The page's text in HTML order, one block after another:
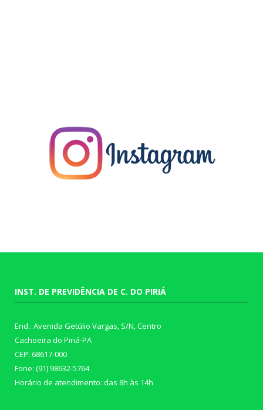
INST. DE PREVIDÊNCIA DE C. DO PIRIÁ
End.: Avenida Getúlio Vargas, S/N, Centro
Cachoeira do Piriá-PA
CEP: 68617-000
Fone: (91) 98632-5764
Horário de atendimento: das 8h às 14h